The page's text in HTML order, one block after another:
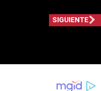
SIGUIENTE